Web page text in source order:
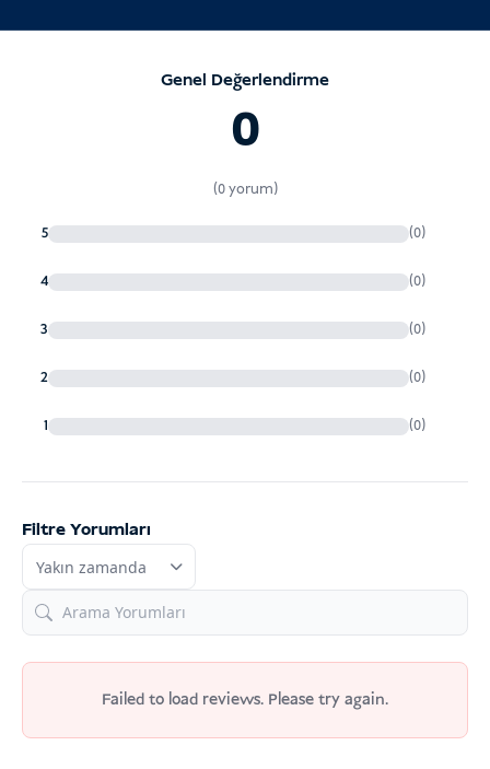
Genel Değerlendirme
0
(0 yorum)
5 (0)
4 (0)
3 (0)
2 (0)
1 (0)
Filtre Yorumları
Failed to load reviews. Please try again.